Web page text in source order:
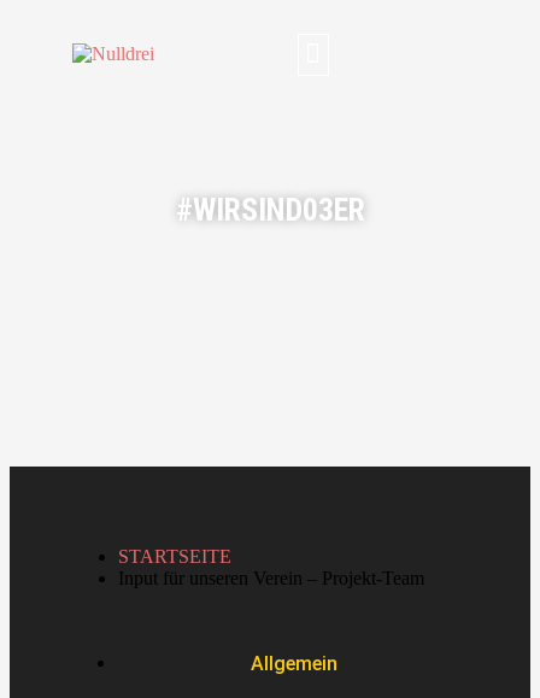
#WIRSIND03ER
STARTSEITE
Input für unseren Verein – Projekt-Team
Allgemein